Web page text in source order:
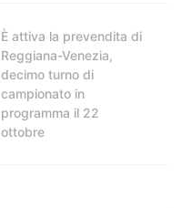
È attiva la prevendita di
Reggiana-Venezia,
decimo turno di
campionato in
programma il 22
ottobre